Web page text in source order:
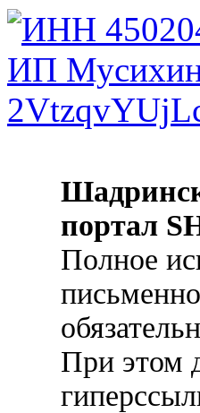
портал
Полное
При этом